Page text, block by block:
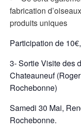
fabrication
produits uniques
Participation de
3- Sortie Visite des
Chateauneuf
Rochebonne)
Samedi 30 Mai,
Rochebonne.